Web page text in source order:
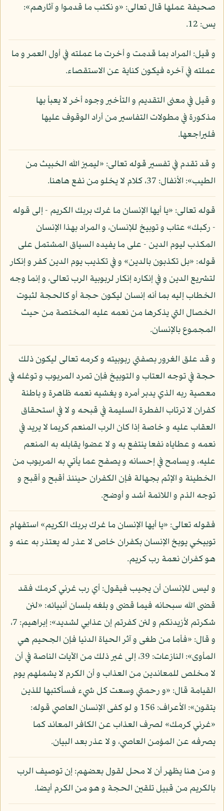
صحيفة عملها قال تعالى: «و نكتب ما قدموا و آثارهم»:
يس: 12.
و قيل: المراد بما قدمت و أخرت ما عملته في أول العمر و ما
عملته في آخره فيكون كناية عن الاستقصاء.
و قيل في معنى التقديم و التأخير وجوه أخر لا يعبأ بها
مذكورة في مطولات التفاسير من أراد الوقوف عليها
فليراجعها.
و قد تقدم في تفسير قوله تعالى: «ليميز الله الخبيث من
الطيب»: الأنفال: 37، كلام لا يخلو من نفع هاهنا.
قوله تعالى: «يا أيها الإنسان ما غرك بربك الكريم - إلى قوله
- ركبك» عتاب و توبيخ للإنسان، و المراد بهذا الإنسان
المكذب ليوم الدين - على ما يفيده السياق المشتمل على
قوله: «بل تكذبون بالدين» و في تكذيب يوم الدين كفر و إنكار
لتشريع الدين و في إنكاره إنكار لربوبية الرب تعالى، و إنما وجه
الخطاب إليه بما أنه إنسان ليكون حجة أو كالحجة لثبوت
الخصال التي يذكرها من نعمه عليه المختصة من حيث
المجموع بالإنسان.
و قد علق الغرور بصفتي ربوبيته و كرمه تعالى ليكون ذلك
حجة في توجه العتاب و التوبيخ فإن تمرد المربوب و توغله في
معصية ربه الذي يدبر أمره و يغشيه نعمه ظاهرة و باطنة
كفران لا ترتاب الفطرة السليمة في قبحه و لا في استحقاق
العقاب عليه و خاصة إذا كان الرب المنعم كريما لا يريد في
نعمه و عطاياه نفعا ينتفع به و لا عضوا يقابله به المنعم
عليه، و يسامح في إحسانه و يصفح عما يأتي به المربوب من
الخطيئة و الإثم بجهالة فإن الكفران حينئذ أقبح و أقبح و
توجه الذم و اللائمة أشد و أوضح.
فقوله تعالى: «يا أيها الإنسان ما غرك بربك الكريم» استفهام
توبيخي يوبخ الإنسان بكفران خاص لا عذر له يعتذر به عنه و
هو كفران نعمة رب كريم.
و ليس للإنسان أن يجيب فيقول: أي رب غرني كرمك فقد
قضى الله سبحانه فيما قضى و بلغه بلسان أنبيائه: «لئن
شكرتم لأزيدنكم و لئن كفرتم إن عذابي لشديد»: إبراهيم: 7،
و قال: «فأما من طغى و آثر الحياة الدنيا فإن الجحيم هي
المأوى»: النازعات: 39، إلى غير ذلك من الآيات الناصة في أن
لا مخلص للمعاندين من العذاب و أن الكرم لا يشملهم يوم
القيامة قال: «و رحمتي وسعت كل شيء فسأكتبها للذين
يتقون»: الأعراف: 156 و لو كفى الإنسان العاصي قوله:
«غرني كرمك» لصرف العذاب عن الكافر المعاند كما
يصرفه عن المؤمن العاصي، و لا عذر بعد البيان.
و من هنا يظهر أن لا محل لقول بعضهم: إن توصيف الرب
بالكريم من قبيل تلقين الحجة و هو من الكرم أيضا.